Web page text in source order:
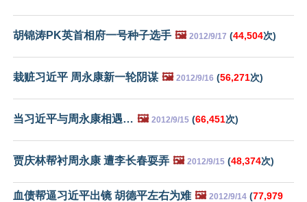
胡锦涛PK英首相府一号种子选手 🖼️ 2012/9/17 (44,504次)
栽赃习近平 周永康新一轮阴谋 🖼️ 2012/9/16 (56,271次)
当习近平与周永康相遇… 🖼️ 2012/9/15 (66,451次)
贾庆林帮衬周永康 遭李长春耍弄 🖼️ 2012/9/15 (48,374次)
血债帮逼习近平出镜 胡德平左右为难 🖼️ 2012/9/14 (77,979